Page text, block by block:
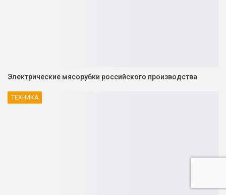
Электрические мясорубки российского производства
ТЕХНИКА